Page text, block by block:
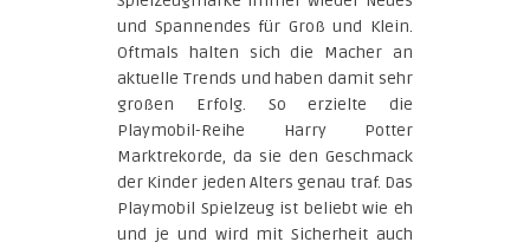
und Spannendes für Groß und Klein.
Oftmals halten sich die Macher an
aktuelle Trends und haben damit sehr
großen Erfolg. So erzielte die
Playmobil-Reihe Harry Potter
Marktrekorde, da sie den Geschmack
der Kinder jeden Alters genau traf. Das
Playmobil Spielzeug ist beliebt wie eh
und je und wird mit Sicherheit auch